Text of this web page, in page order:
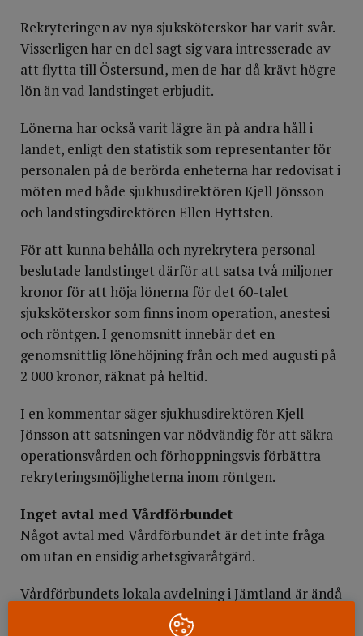
Rekryteringen av nya sjuksköterskor har varit svår.
Visserligen har en del sagt sig vara intresserade av
att flytta till Östersund, men de har då krävt högre
lön än vad landstinget erbjudit.
Lönerna har också varit lägre än på andra håll i
landet, enligt den statistik som representanter för
personalen på de berörda enheterna har redovisat i
möten med både sjukhusdirektören Kjell Jönsson
och landstingsdirektören Ellen Hyttsten.
För att kunna behålla och nyrekrytera personal
beslutade landstinget därför att satsa två miljoner
kronor för att höja lönerna för det 60-talet
sjuksköterskor som finns inom operation, anestesi
och röntgen. I genomsnitt innebär det en
genomsnittlig lönehöjning från och med augusti på
2 000 kronor, räknat på heltid.
I en kommentar säger sjukhusdirektören Kjell
Jönsson att satsningen var nödvändig för att säkra
operationsvården och förhoppningsvis förbättra
rekryteringsmöjligheterna inom röntgen.
Inget avtal med Vårdförbundet
Något avtal med Vårdförbundet är det inte fråga
om utan en ensidig arbetsgivaråtgärd.
Vårdförbundets lokala avdelning i Jämtland är ändå